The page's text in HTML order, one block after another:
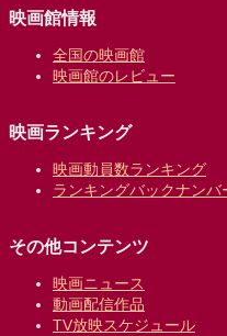
映画館情報
全国の映画館
映画館のレビュー
映画ランキング
映画動員数ランキング
ランキングバックナンバ
その他コンテンツ
映画ニュース
動画配信作品
TV放映スケジュール